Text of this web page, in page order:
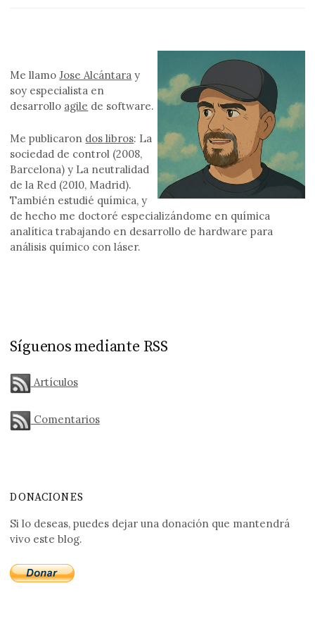
Me llamoJose Alcántara y
soy especialista en
desarrollo agile de software.
Me publicaron dos libros: La
sociedad de control (2008,
Barcelona) y La neutralidad
de la Red (2010, Madrid).
También estudié química, y
de hecho me doctoré especializándome en química
analítica trabajando en desarrollo de hardware para
análisis químico con láser.
Síguenos mediante RSS
Artículos
Comentarios
DONACIONES
Si lo deseas, puedes dejar una donación que mantendrá
vivo este blog.